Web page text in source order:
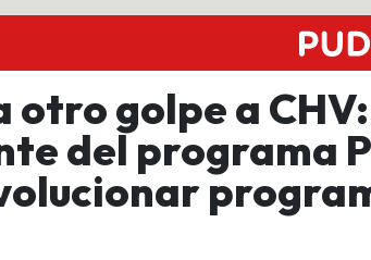
otro golpe a
del programa